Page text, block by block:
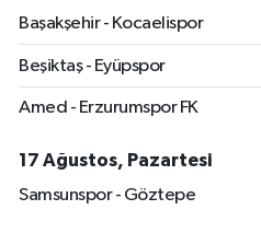
Başakşehir - Kocaelispor
Beşiktaş - Eyüpspor
Amed - Erzurumspor FK
17 Ağustos, Pazartesi
Samsunspor - Göztepe